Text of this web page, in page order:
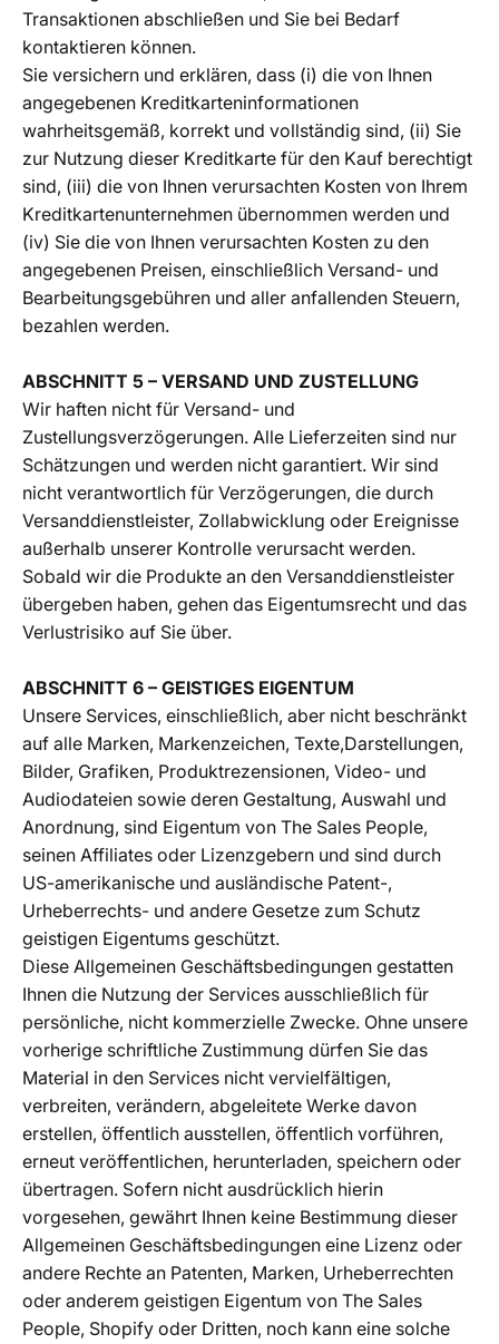
Transaktionen abschließen und Sie bei Bedarf
kontaktieren können.
Sie versichern und erklären, dass (i) die von Ihnen
angegebenen Kreditkarteninformationen
wahrheitsgemäß, korrekt und vollständig sind, (ii) Sie
zur Nutzung dieser Kreditkarte für den Kauf berechtigt
sind, (iii) die von Ihnen verursachten Kosten von Ihrem
Kreditkartenunternehmen übernommen werden und
(iv) Sie die von Ihnen verursachten Kosten zu den
angegebenen Preisen, einschließlich Versand- und
Bearbeitungsgebühren und aller anfallenden Steuern,
bezahlen werden.
ABSCHNITT 5 – VERSAND UND ZUSTELLUNG
Wir haften nicht für Versand- und
Zustellungsverzögerungen. Alle Lieferzeiten sind nur
Schätzungen und werden nicht garantiert. Wir sind
nicht verantwortlich für Verzögerungen, die durch
Versanddienstleister, Zollabwicklung oder Ereignisse
außerhalb unserer Kontrolle verursacht werden.
Sobald wir die Produkte an den Versanddienstleister
übergeben haben, gehen das Eigentumsrecht und das
Verlustrisiko auf Sie über.
ABSCHNITT 6 – GEISTIGES EIGENTUM
Unsere Services, einschließlich, aber nicht beschränkt
auf alle Marken, Markenzeichen, Texte,Darstellungen,
Bilder, Grafiken, Produktrezensionen, Video- und
Audiodateien sowie deren Gestaltung, Auswahl und
Anordnung, sind Eigentum von The Sales People,
seinen Affiliates oder Lizenzgebern und sind durch
US-amerikanische und ausländische Patent-,
Urheberrechts- und andere Gesetze zum Schutz
geistigen Eigentums geschützt.
Diese Allgemeinen Geschäftsbedingungen gestatten
Ihnen die Nutzung der Services ausschließlich für
persönliche, nicht kommerzielle Zwecke. Ohne unsere
vorherige schriftliche Zustimmung dürfen Sie das
Material in den Services nicht vervielfältigen,
verbreiten, verändern, abgeleitete Werke davon
erstellen, öffentlich ausstellen, öffentlich vorführen,
erneut veröffentlichen, herunterladen, speichern oder
übertragen. Sofern nicht ausdrücklich hierin
vorgesehen, gewährt Ihnen keine Bestimmung dieser
Allgemeinen Geschäftsbedingungen eine Lizenz oder
andere Rechte an Patenten, Marken, Urheberrechten
oder anderem geistigen Eigentum von The Sales
People, Shopify oder Dritten, noch kann eine solche